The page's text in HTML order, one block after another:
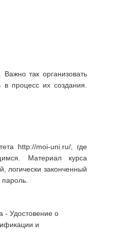
так организовать
в процесс их создания.
http://moi-uni.ru/, где
Материал курса
логически законченный
- Удостовение о
и